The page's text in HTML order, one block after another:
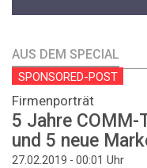
AUS DEM SPECIAL
SPONSORED-POST
Firmenporträt
5 Jahre COMM-
und 5 neue
27.02.2019 - 00:01 Uhr